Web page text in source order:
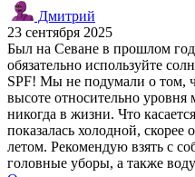
Дмитрий
23 сентября 2025
Был на Севане в прошлом
обязательно используйте
SPF! Мы не подумали о том,
высоте относительно уровня
никогда в жизни. Что
показалась холодной,
летом. Рекомендую взять с
головные уборы, а также